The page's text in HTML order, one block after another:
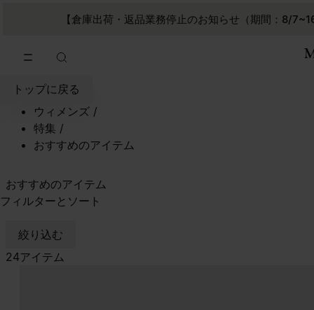
【倉庫出荷・返品業務停止のお知らせ（期間：8/
トップに戻る
ウィメンズ /
特集 /
おすすめのアイテム
おすすめのアイテム
フィルターとソート
絞り込む
24アイテム